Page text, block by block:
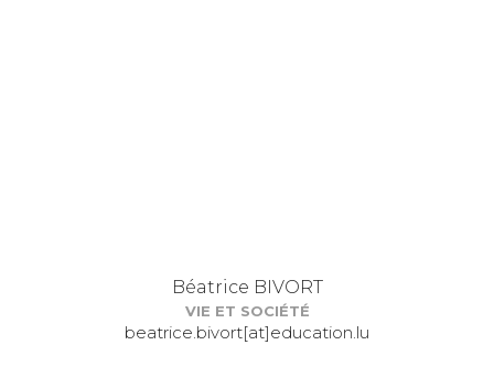
Béatrice BIVORT
VIE ET SOCIÉTÉ
beatrice.bivort[at]education.lu